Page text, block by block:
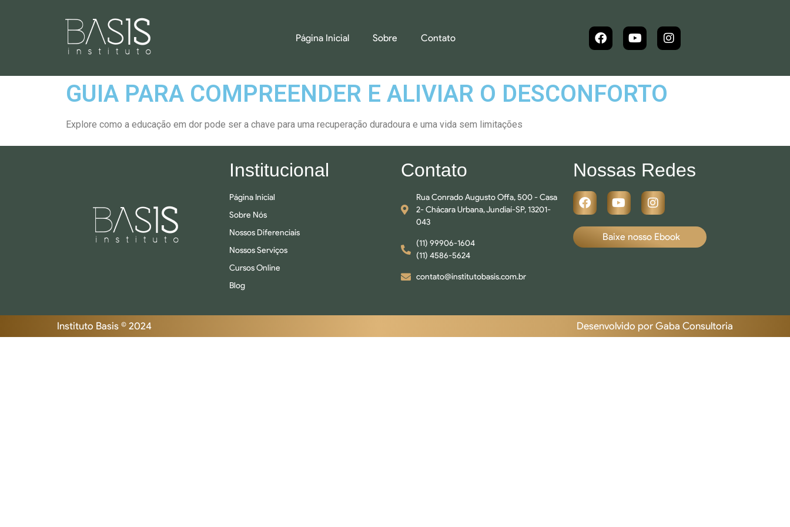
Página Inicial Sobre Contato
GUIA PARA COMPREENDER E ALIVIAR O DESCONFORTO
Explore como a educação em dor pode ser a chave para uma recuperação duradoura e uma vida sem limitações
Institucional
Página Inicial
Sobre Nós
Nossos Diferenciais
Nossos Serviços
Cursos Online
Blog
Contato
Rua Conrado Augusto Offa, 500 - Casa
2- Chácara Urbana, Jundiaí-SP, 13201-
043
(11) 99906-1604
(11) 4586-5624
contato@institutobasis.com.br
Nossas Redes
Baixe nosso Ebook
Instituto Basis © 2024 Desenvolvido por Gaba Consultoria